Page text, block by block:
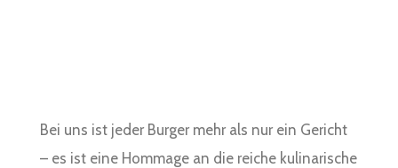
Bei uns ist jeder Burger mehr als nur ein Gericht
– es ist eine Hommage an die reiche kulinarische